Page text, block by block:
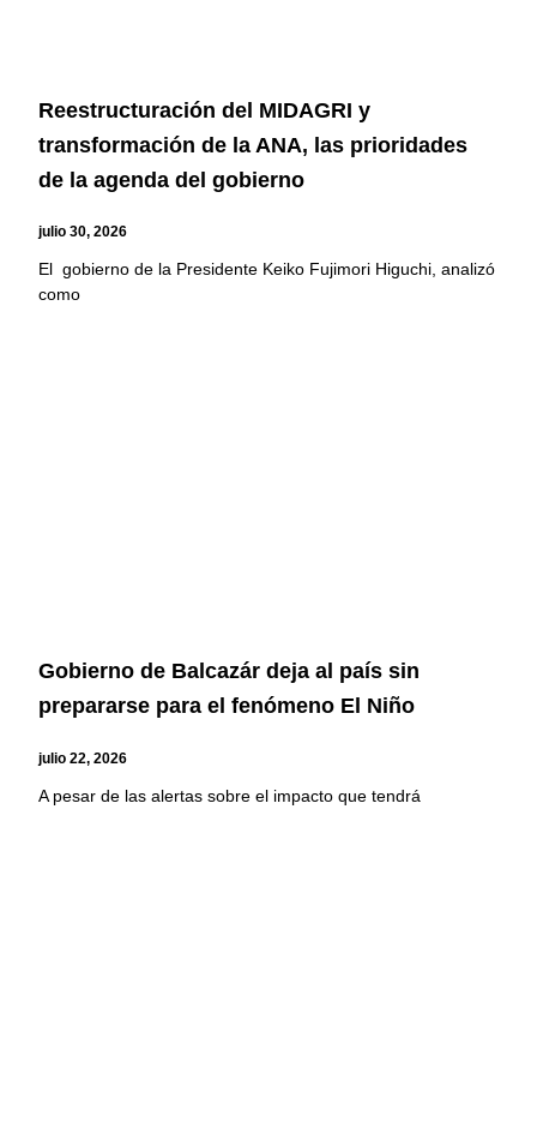
Reestructuración del MIDAGRI y
transformación de la ANA, las prioridades
de la agenda del gobierno
julio 30, 2026
El gobierno de la Presidente Keiko Fujimori Higuchi, analizó
como
Gobierno de Balcazár deja al país sin
prepararse para el fenómeno El Niño
julio 22, 2026
A pesar de las alertas sobre el impacto que tendrá